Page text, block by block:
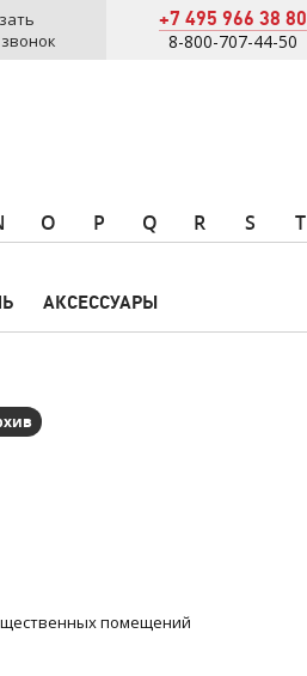
+7 495 966 38 80
8-800-707-44-50
O P Q R S T
АКСЕССУАРЫ
помещений